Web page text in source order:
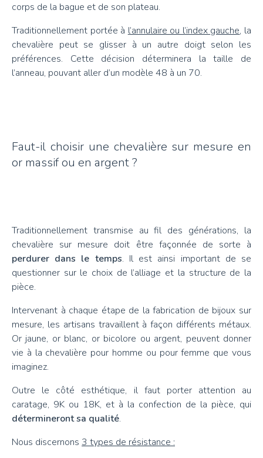
corps de la bague et de son plateau.
Traditionnellement portée à l’annulaire ou l’index gauche, la
chevalière peut se glisser à un autre doigt selon les
préférences. Cette décision déterminera la taille de
l’anneau, pouvant aller d’un modèle 48 à un 70.
Faut-il choisir une chevalière sur mesure en
or massif ou en argent ?
Traditionnellement transmise au fil des générations, la
chevalière sur mesure doit être façonnée de sorte à
perdurer dans le temps. Il est ainsi important de se
questionner sur le choix de l’alliage et la structure de la
pièce.
Intervenant à chaque étape de la fabrication de bijoux sur
mesure, les artisans travaillent à façon différents métaux.
Or jaune, or blanc, or bicolore ou argent, peuvent donner
vie à la chevalière pour homme ou pour femme que vous
imaginez.
Outre le côté esthétique, il faut porter attention au
caratage, 9K ou 18K, et à la confection de la pièce, qui
détermineront sa qualité.
Nous discernons 3 types de résistance :